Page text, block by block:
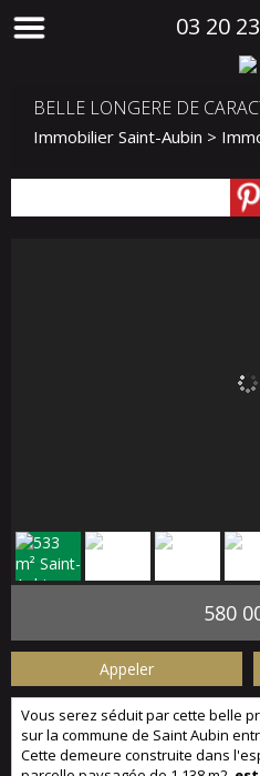
03 20
Immobilier Saint-Aubin >
580
Appeler
Vous serez séduit par cette belle
sur la commune de Saint Aubin
Cette demeure construite dans